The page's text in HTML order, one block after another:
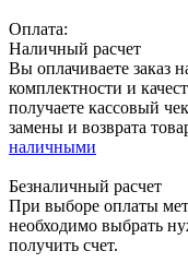
Оплата:
Наличный расчет
Вы оплачиваете заказ
комплектности и
получаете кассовый
замены и возврата
наличными
Безналичный расчет
При выборе оплаты
необходимо выбрать
получить счет.